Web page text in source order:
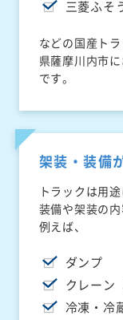
三菱ふそ
などの国産ト
県薩摩川内市
です。
架装・装備
トラックは用
装備や架装の
例えば、
ダンプ
クレーン
冷凍・冷